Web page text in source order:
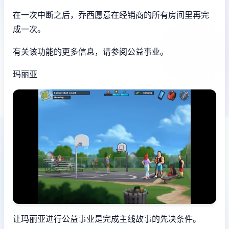
在一次中断之后，乔西愿意在经销商的所有房间里再完
成一次。
有关该功能的更多信息，请参阅公益事业。
玛丽亚
让玛丽亚进行公益事业是完成主线故事的先决条件。